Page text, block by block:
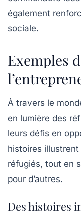
également
sociale.
Exemples
À travers le
en lumière des
leurs défis en
histoires
réfugiés, tout en
pour d’autres.
Des histoires